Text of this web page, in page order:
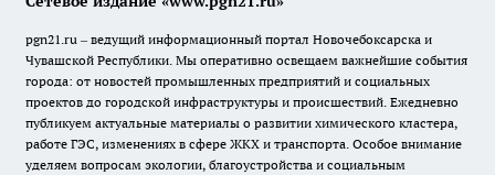
pgn21.ru – ведущий информационный портал Новочебоксарска и
Чувашской Республики. Мы оперативно освещаем важнейшие события
города: от новостей промышленных предприятий и социальных
проектов до городской инфраструктуры и происшествий. Ежедневно
публикуем актуальные материалы о развитии химического кластера,
работе ГЭС, изменениях в сфере ЖКХ и транспорта. Особое внимание
уделяем вопросам экологии, благоустройства и социальным